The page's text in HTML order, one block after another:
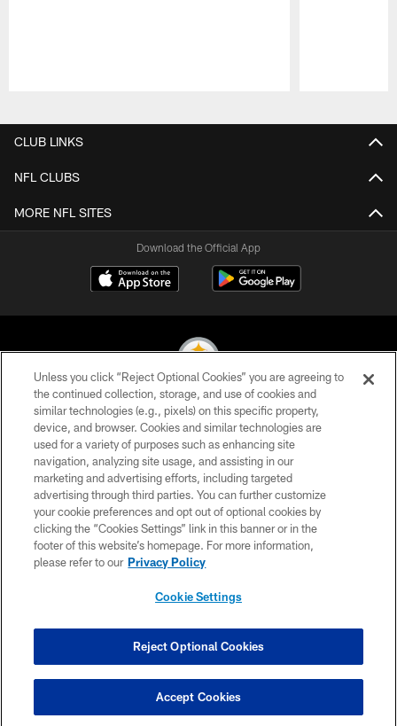
CLUB LINKS
NFL CLUBS
MORE NFL SITES
Download the Official App
© 2026 Pittsburgh Steelers. All Rights Reserved
PRIVACY POLICY
TERMS OF USE
ACCESSIBILITY
CONTACT US
SITE MAP
COOKIE SETTINGS
Unless you click “Reject Optional Cookies” you are agreeing to
the continued collection, storage, and use of cookies and
similar technologies (e.g., pixels) on this specific property,
device, and browser. Cookies and similar technologies are
used for a variety of purposes such as enhancing site
navigation, analyzing site usage, and assisting in our
marketing and advertising efforts, including targeted
advertising through third parties. You can further customize
your cookie preferences and opt out of optional cookies by
clicking the “Cookies Settings” link in this banner or in the
footer of this website’s homepage. For more information,
please refer to our Privacy Policy
Cookie Settings
Reject Optional Cookies
Accept Cookies